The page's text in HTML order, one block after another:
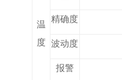
温
度
精确度
波动度
报警